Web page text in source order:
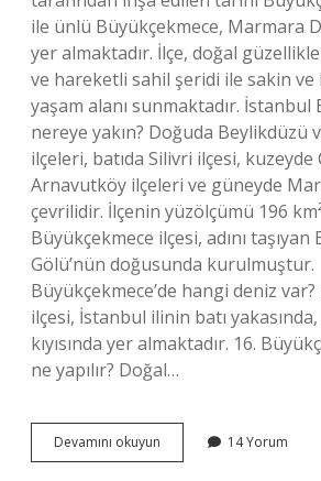
ile ünlü Büyükçekmece, Marmara
yer almaktadır. İlçe, doğal
ve hareketli sahil şeridi ile sakin
yaşam alanı sunmaktadır. İstanbul
nereye yakın? Doğuda Beylikdüzü
ilçeleri, batıda Silivri ilçesi, kuzeyde
Arnavutköy ilçeleri ve güneyde
çevrilidir. İlçenin yüzölçümü 196
Büyükçekmece ilçesi, adını
Gölü’nün doğusunda kurulmuştur.
Büyükçekmece’de hangi deniz
ilçesi, İstanbul ilinin batı
kıyısında yer almaktadır. 16.
ne yapılır? Doğal…
Devamını okuyun Büyükçekmecede
Ne
14 Yorum